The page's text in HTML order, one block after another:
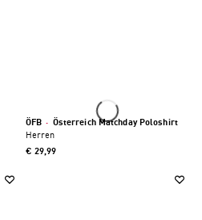
ÖFB · Österreich Matchday Poloshirt
Herren
€ 29,99